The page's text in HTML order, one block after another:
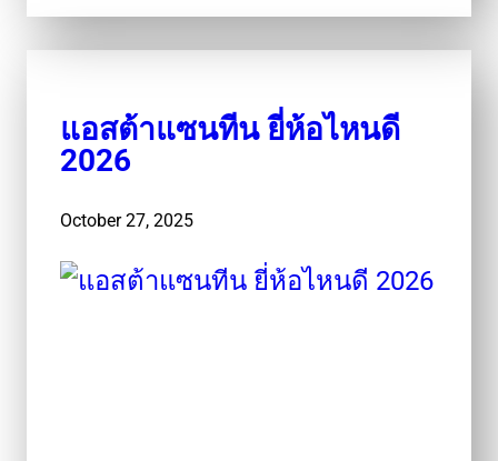
แอสต้าแซนทีน ยี่ห้อไหนดี
2026
October 27, 2025